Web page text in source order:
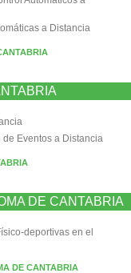
a Distancia
de Eventos a Distancia
DE CANTABRIA
deportivas en el
DE CANTABRIA